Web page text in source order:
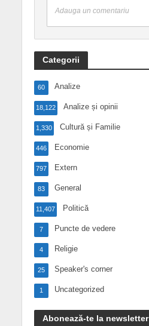
Adauga un comentariu
Categorii
Analize
60
Analize și opinii
18,122
Cultură și Familie
1,330
Economie
446
Extern
797
General
83
Politică
11,407
Puncte de vedere
7
Religie
4
Speaker's corner
25
Uncategorized
1
Abonează-te la newsletter